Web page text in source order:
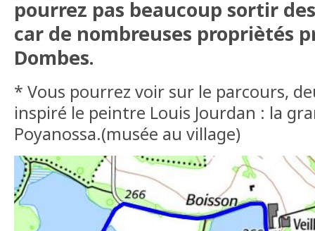
pourrez pas beaucoup sortir
car de nombreuses propriètés
Dombes.
* Vous pourrez voir sur le parcours,
inspiré le peintre Louis Jourdan : la
Poyanossa.(musée au village)